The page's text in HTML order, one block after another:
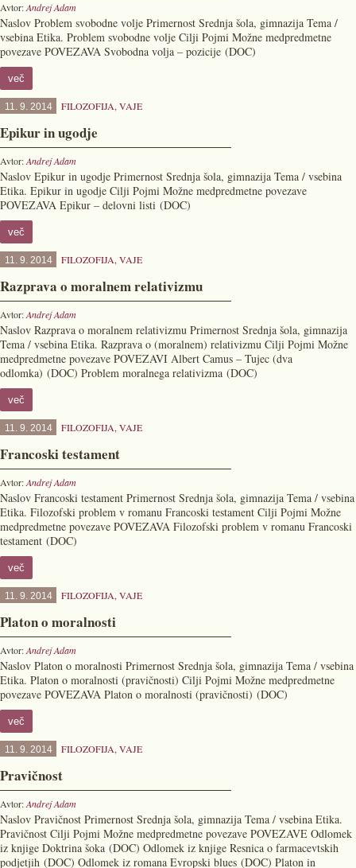
Avtor:Andrej Adam
Naslov Problem svobodne volje Primernost Srednja šola, gimnazija Tema /
vsebina Etika. Problem svobodne volje Cilji Pojmi Možne medpredmetne
povezave POVEZAVA Svobodna volja – pozicije (DOC)
več
11. 9. 2014 FILOZOFIJA, VAJE
Epikur in ugodje
Avtor:Andrej Adam
Naslov Epikur in ugodje Primernost Srednja šola, gimnazija Tema / vsebina
Etika. Epikur in ugodje Cilji Pojmi Možne medpredmetne povezave
POVEZAVA Epikur – delovni listi (DOC)
več
11. 9. 2014 FILOZOFIJA, VAJE
Razprava o moralnem relativizmu
Avtor:Andrej Adam
Naslov Razprava o moralnem relativizmu Primernost Srednja šola, gimnazija
Tema / vsebina Etika. Razprava o (moralnem) relativizmu Cilji Pojmi Možne
medpredmetne povezave POVEZAVI Albert Camus – Tujec (dva
odlomka) (DOC) Problem moralnega relativizma (DOC)
več
11. 9. 2014 FILOZOFIJA, VAJE
Francoski testament
Avtor:Andrej Adam
Naslov Francoski testament Primernost Srednja šola, gimnazija Tema / vsebina
Etika. Filozofski problem v romanu Francoski testament Cilji Pojmi Možne
medpredmetne povezave POVEZAVA Filozofski problem v romanu Francoski
testament (DOC)
več
11. 9. 2014 FILOZOFIJA, VAJE
Platon o moralnosti
Avtor:Andrej Adam
Naslov Platon o moralnosti Primernost Srednja šola, gimnazija Tema / vsebina
Etika. Platon o moralnosti (pravičnosti) Cilji Pojmi Možne medpredmetne
povezave POVEZAVA Platon o moralnosti (pravičnosti) (DOC)
več
11. 9. 2014 FILOZOFIJA, VAJE
Pravičnost
Avtor:Andrej Adam
Naslov Pravičnost Primernost Srednja šola, gimnazija Tema / vsebina Etika.
Pravičnost Cilji Pojmi Možne medpredmetne povezave POVEZAVE Odlomek
iz knjige Doktrina šoka (DOC) Odlomek iz knjige Resnica o farmacevtskih
podjetjih (DOC) Odlomek iz romana Evropski blues (DOC) Platon in